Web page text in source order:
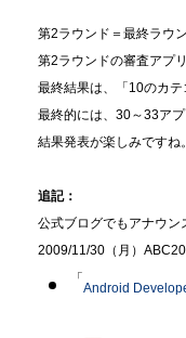
第2ラウンド＝最終ラウ
第2ラウンドの審査アプ
最終結果は、「10のカ
最終的には、30～33ア
結果発表が楽しみですね。
追記：
公式ブログでもアナウン
2009/11/30（月）
「 Android